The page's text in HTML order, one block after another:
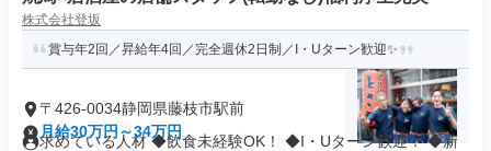
株式会社登坂
賞与年2回／昇給年4回／完全週休2日制／I・Uターン歓迎✨
〒426-0034静岡県藤枝市駅前
月給30万円～34万円
求めている人材 ◆飲食未経験OK！ ◆I・Uターン歓迎！ ◆新